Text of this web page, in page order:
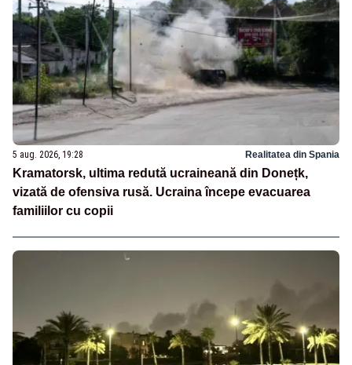
5 aug. 2026, 19:28 Realitatea din Spania
Kramatorsk, ultima redută ucraineană din Donețk,
vizată de ofensiva rusă. Ucraina începe evacuarea
familiilor cu copii